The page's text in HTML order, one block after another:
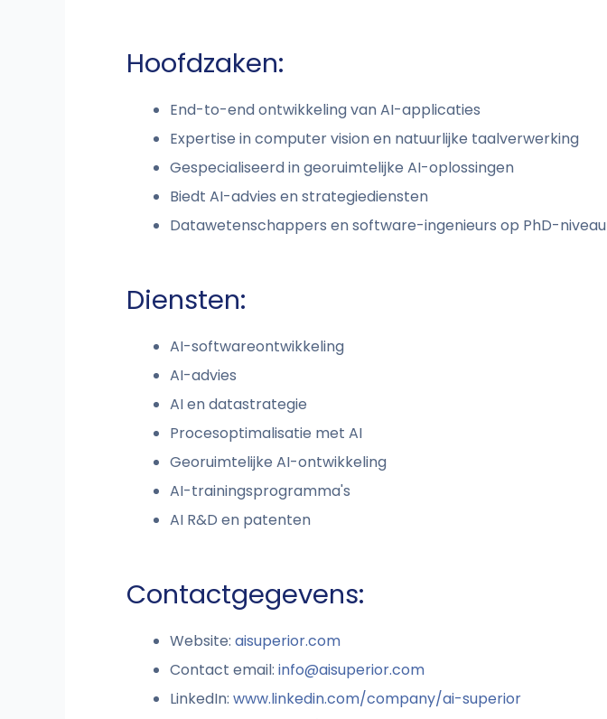
Hoofdzaken:
End-to-end ontwikkeling van AI-applicaties
Expertise in computer vision en natuurlijke taalverwerking
Gespecialiseerd in georuimtelijke AI-oplossingen
Biedt AI-advies en strategiediensten
Datawetenschappers en software-ingenieurs op PhD-niveau
Diensten:
AI-softwareontwikkeling
AI-advies
AI en datastrategie
Procesoptimalisatie met AI
Georuimtelijke AI-ontwikkeling
AI-trainingsprogramma's
AI R&D en patenten
Contactgegevens:
Website: aisuperior.com
Contact email: info@aisuperior.com
LinkedIn: www.linkedin.com/company/ai-superior